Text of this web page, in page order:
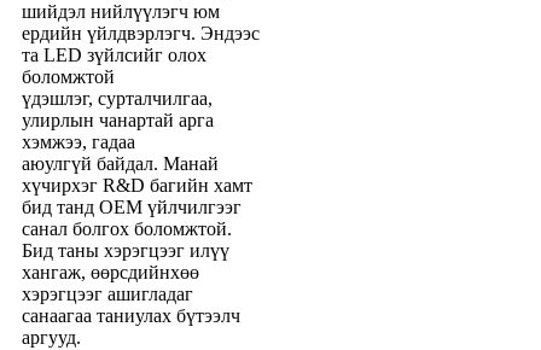
шийдэл нийлүүлэгч юм
ердийн үйлдвэрлэгч. Эндээс
та LED зүйлсийг олох
боломжтой
үдэшлэг, сурталчилгаа,
улирлын чанартай арга
хэмжээ, гадаа
аюулгүй байдал. Манай
хүчирхэг R&D багийн хамт
бид танд OEM үйлчилгээг
санал болгох боломжтой.
Бид таны хэрэгцээг илүү
хангаж, өөрсдийнхөө
хэрэгцээг ашигладаг
санаагаа таниулах бүтээлч
аргууд.